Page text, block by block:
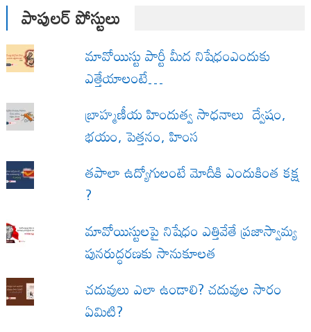
పాపులర్ పోస్టులు
మావోయిస్టు పార్టీ మీద నిషేధంఎందుకు
ఎత్తేయాలంటే…
బ్రాహ్మణీయ హిందుత్వ సాధనాలు ద్వేషం,
భయం, పెత్తనం, హింస
త‌పాలా ఉద్యోగులంటే మోదీకి ఎందుకింత కక్ష
?
మావోయిస్టులపై నిషేధం ఎత్తివేతే ప్రజాస్వామ్య
పునరుద్ధరణకు సానుకూలత
చదువులు ఎలా ఉండాలి? చదువుల సారం
ఏమిటి?